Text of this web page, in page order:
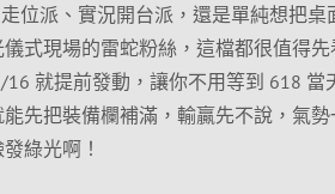
走位派、實況開台派，還是單純想把桌
儀式現場的雷蛇粉絲，這檔都很值得
16 就提前發動，讓你不用等到 618 當
能先把裝備欄補滿，輸贏先不說，氣
綠光啊！